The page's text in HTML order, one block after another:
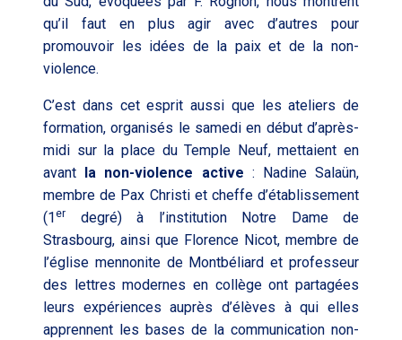
qu’il faut en plus agir avec d’autres pour
promouvoir les idées de la paix et de la non-
violence.
C’est dans cet esprit aussi que les ateliers de
formation, organisés le samedi en début d’après-
midi sur la place du Temple Neuf, mettaient en
avant la non-violence active : Nadine Salaün,
membre de Pax Christi et cheffe d’établissement
(1er
degré) à l’institution Notre Dame de
Strasbourg, ainsi que Florence Nicot, membre de
l’église mennonite de Montbéliard et professeur
des lettres modernes en collège ont partagées
leurs expériences auprès d’élèves à qui elles
apprennent les bases de la communication non-